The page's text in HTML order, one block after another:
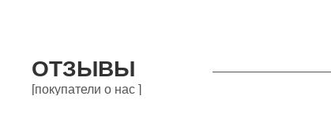
ОТЗЫВЫ
[покупатели о нас ]